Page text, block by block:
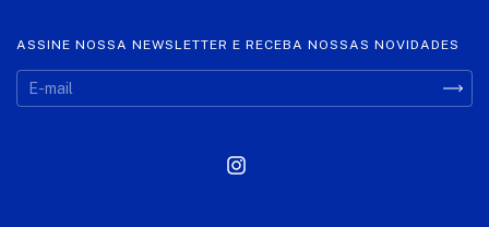
ASSINE NOSSA NEWSLETTER E RECEBA NOSSAS NOVIDADES